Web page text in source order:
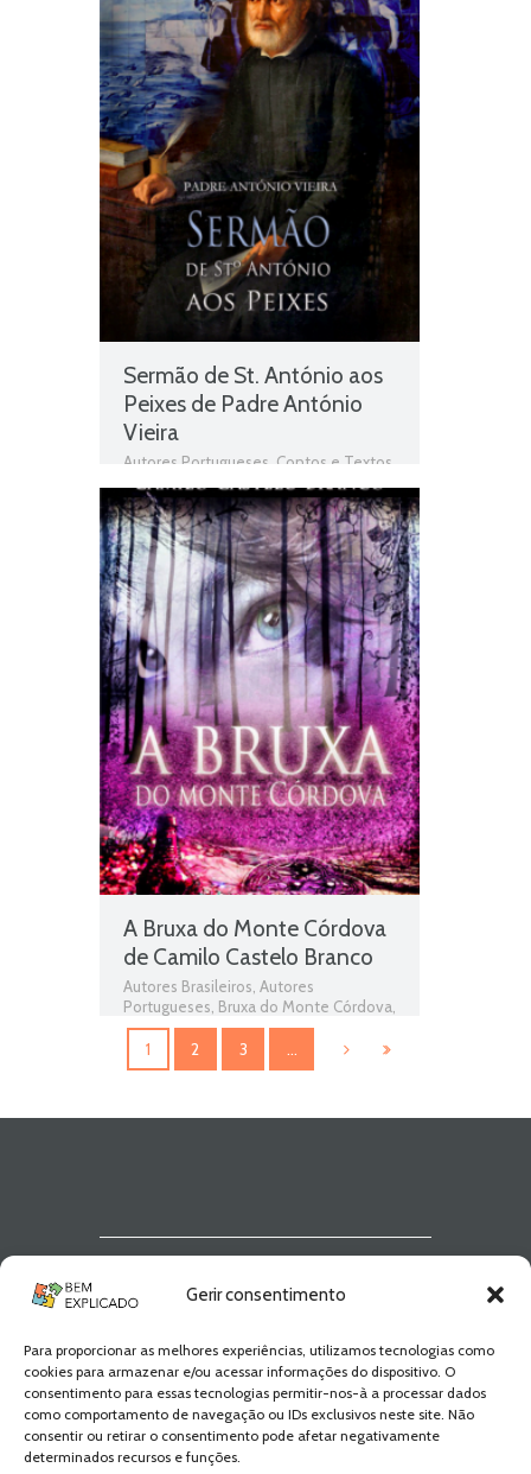
Gerir consentimento
Para proporcionar as melhores experiências, utilizamos tecnologias como
cookies para armazenar e/ou acessar informações do dispositivo. O
consentimento para essas tecnologias permitir-nos-à a processar dados
como comportamento de navegação ou IDs exclusivos neste site. Não
consentir ou retirar o consentimento pode afetar negativamente
determinados recursos e funções.
Leitura
Sermão de St. António aos
Peixes de Padre António
Vieira
Autores Portugueses Contos e Textos
download,Livros pdf,Livros
Portugueses,Obras,Obras de domínio
público,Obras Portuguesas,Padre
António Vieira,Plano Nacional da
Leitura, PNL,Sermão de St. António
aos Peixes, Sermão de St. António aos
Peixes de Padre António Vieira,Texto
argumentativo
A Bruxa do Monte Córdova
de Camilo Castelo Branco
Autores Brasileiros Autores
Portugueses Bruxa do Monte Córdova
Camilo Castelo Branco,Livros
grátis
Livros para download Livros pdf
livros PNL,Livros Portugueses
1 2 3 …
Explicado
Fica a par de todas as novidades! Zero
Spam, apenas novidades e novos
conteúdos!